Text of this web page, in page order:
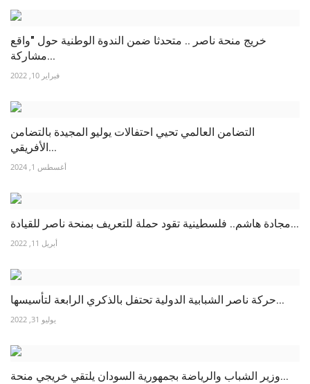
خريج منحة ناصر .. متحدثا ضمن الندوة الوطنية حول "واقع
مشاركة...
فبراير 10, 2022
التضامن العالمي تحيي احتفالات يوليو المجيدة بالتضامن
الأفريقي...
أغسطس 1, 2024
مجادة هاشم.. فلسطينية تقود حملة للتعريف بمنحة ناصر للقيادة...
أبريل 11, 2022
حركة ناصر الشبابية الدولية تحتفل بالذكري الرابعة لتأسيسها...
يوليو 31, 2022
وزير الشباب والرياضة بجمهورية السودان يلتقي خريجي منحة...